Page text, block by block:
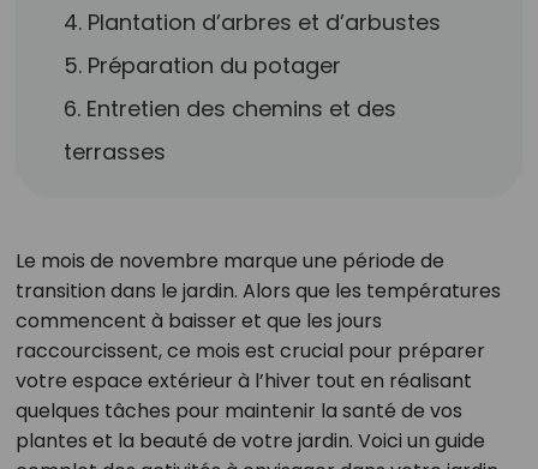
4. Plantation d’arbres et d’arbustes
5. Préparation du potager
6. Entretien des chemins et des
terrasses
Le mois de novembre marque une période de
transition dans le jardin. Alors que les températures
commencent à baisser et que les jours
raccourcissent, ce mois est crucial pour préparer
votre espace extérieur à l’hiver tout en réalisant
quelques tâches pour maintenir la santé de vos
plantes et la beauté de votre jardin. Voici un guide